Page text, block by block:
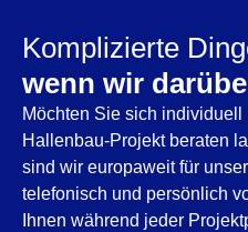
Komplizierte
wenn wir
Möchten Sie sich
Hallenbau-Projekt beraten
sind wir europaweit für
telefonisch und persönlich
Ihnen während jeder